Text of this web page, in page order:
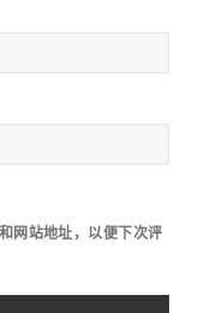
网站地址，以便下次评